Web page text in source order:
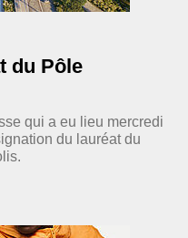
du Pôle
qui a eu lieu mercredi
du lauréat du